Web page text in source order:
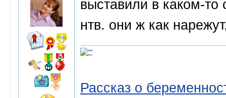
выставили в каком-то
нтв. они ж как
Рассказ о